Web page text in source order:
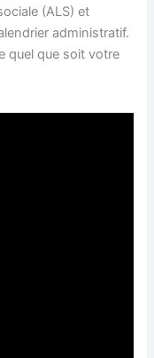
(ALS) et
administratif.
quel que soit votre